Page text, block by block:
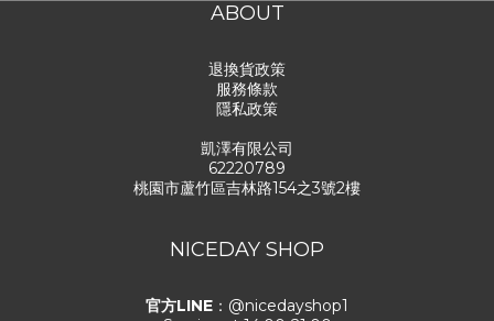
ABOUT
退換貨政策
服務條款
隱私政策
凱澤有限公司
62220789
桃園市蘆竹區吉林路154之3號2樓
NICEDAY SHOP
官方LINE ：@nicedayshop1